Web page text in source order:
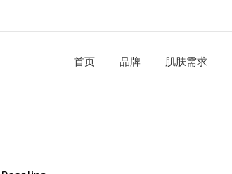
首页 品牌 肌肤需求